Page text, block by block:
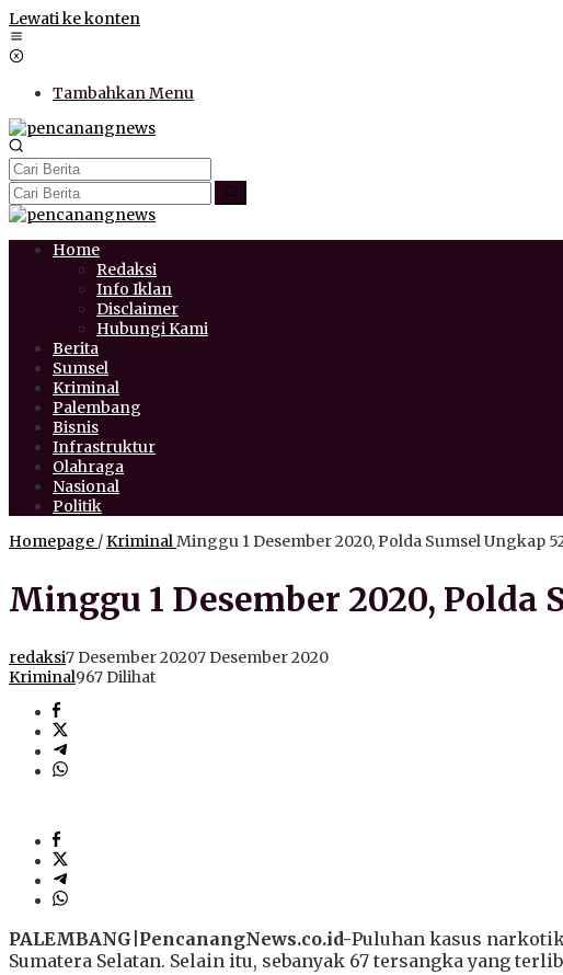
Lewati ke konten
Tambahkan Menu
Home
Redaksi
Info Iklan
Disclaimer
Hubungi Kami
Berita
Sumsel
Kriminal
Palembang
Bisnis
Infrastruktur
Olahraga
Nasional
Politik
Homepage /KriminalMinggu 1 Desember 2020, Polda Sumsel Ungkap
Minggu 1 Desember 2020, Polda
redaksi7 Desember 20207 Desember 2020
Kriminal967 Dilihat
PALEMBANG|PencanangNews.co.id-Puluhan kasus
Sumatera Selatan. Selain itu, sebanyak 67 tersangka yang